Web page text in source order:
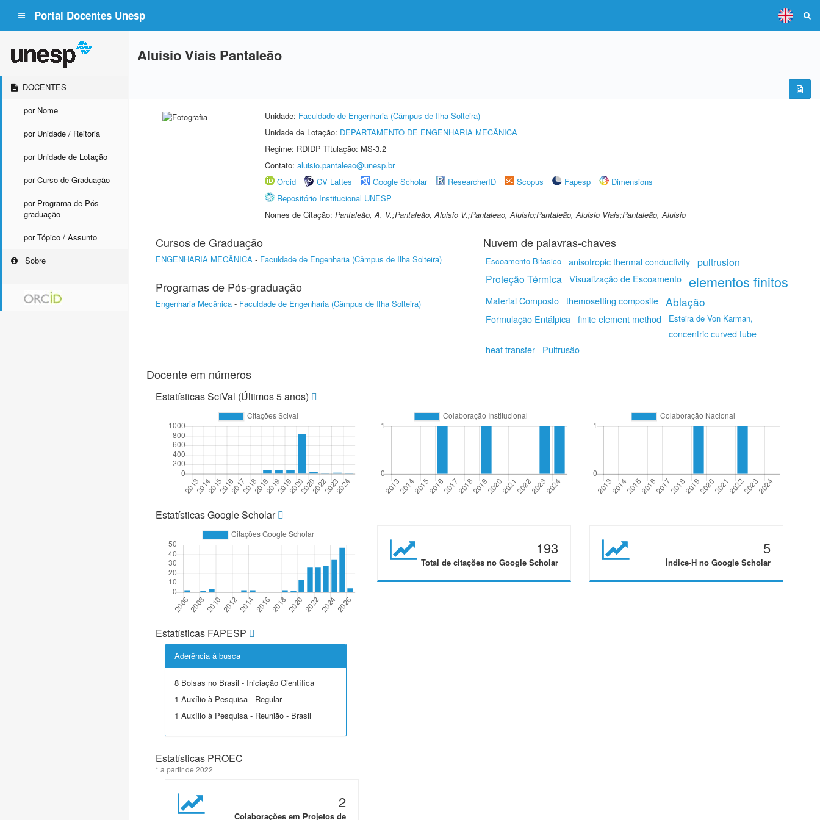
Portal Docentes Unesp
DOCENTES
por Nome
por Unidade / Reitoria
por Unidade de Lotação
por Curso de Graduação
por Programa de Pós-
graduação
por Tópico / Assunto
Sobre
Aluisio Viais Pantaleão
Unidade: Faculdade de Engenharia (Câmpus de Ilha Solteira)
Unidade de Lotação: DEPARTAMENTO DE ENGENHARIA MECÂNICA
Regime: RDIDP Titulação: MS-3.2
Contato: aluisio.pantaleao@unesp.br
Orcid
CV Lattes Google Scholar ResearcherID Scopus Fapesp
Dimensions
Repositório Institucional UNESP
Nomes de Citação: Pantaleão, A. V.;Pantaleão, Aluisio V.;Pantaleao, Aluisio;Pantaleão, Aluisio Viais;Pantaleão, Aluisio
Cursos de Graduação
ENGENHARIA MECÂNICA - Faculdade de Engenharia (Câmpus de Ilha Solteira)
Programas de Pós-graduação
Engenharia Mecânica - Faculdade de Engenharia (Câmpus de Ilha Solteira)
Nuvem de palavras-chaves
Escoamento Bifasico anisotropic thermal conductivity pultrusion
Proteção Térmica Visualização de Escoamento elementos finitos
Material Composto themosetting composite Ablação
Formulação Entálpica finite element method Esteira de Von Karman,
concentric curved tube
heat transfer
Pultrusão
Docente em números
Estatísticas SciVal (Últimos 5 anos)
Estatísticas Google Scholar
193
Total de citações no Google Scholar
5
Índice-H no Google Scholar
Estatísticas FAPESP
Aderência à busca
8 Bolsas no Brasil - Iniciação Científica
1 Auxílio à Pesquisa - Regular
1 Auxílio à Pesquisa - Reunião - Brasil
Estatísticas PROEC
* a partir de 2022
2
Colaborações em Projetos de